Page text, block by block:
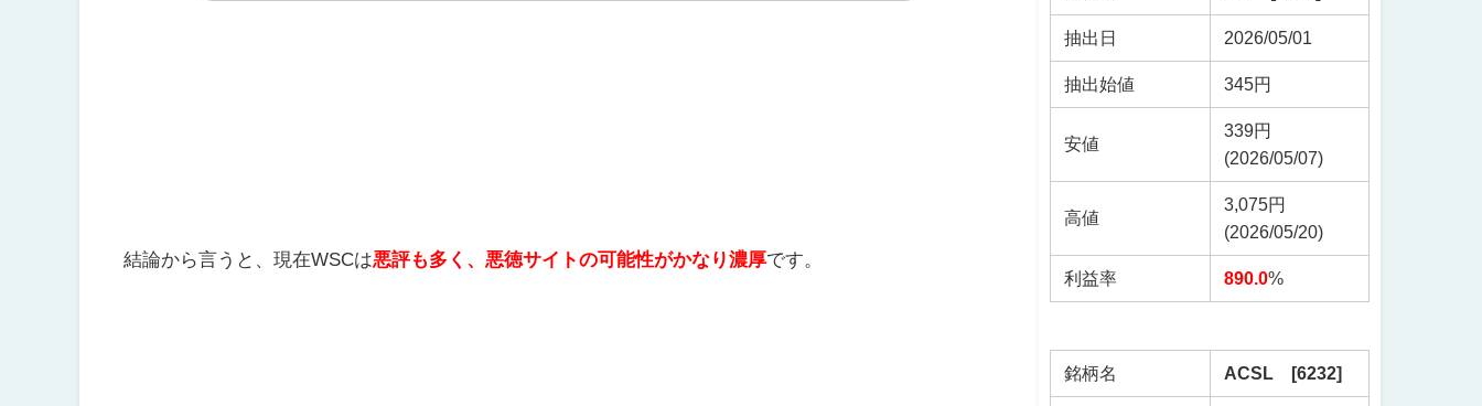
結論から言うと、現在WSCは悪評も多く、悪徳サイトの可能性がかなり濃厚です。
抽出日 2026/05/01
抽出始値 345円
安値
339円
(2026/05/07)
高値
3,075円
(2026/05/20)
利益率 890.0%
銘柄名 ACSL [6232]